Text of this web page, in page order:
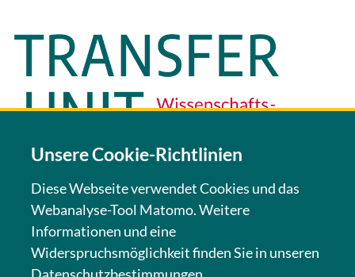
Unsere Cookie-Richtlinien
Diese Webseite verwendet Cookies und das
Webanalyse-Tool Matomo. Weitere
Informationen und eine
Widerspruchsmöglichkeit finden Sie in unseren
Datenschutzbestimmungen
KONTAKT
NEWSLETTER